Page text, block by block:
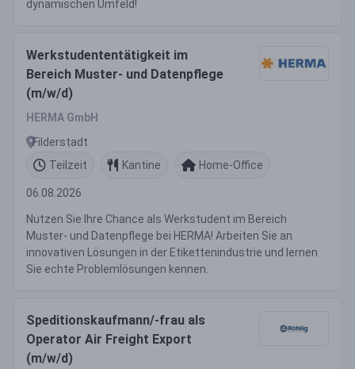
dynamischen Umfeld!
Werkstudententätigkeit im
Bereich Muster- und Datenpflege
(m/w/d)
HERMA GmbH
Filderstadt
Teilzeit
Kantine Home-Office
06.08.2026
Nutzen Sie Ihre Chance als Werkstudent im Bereich
Muster- und Datenpflege bei HERMA! Arbeiten Sie an
innovativen Lösungen in der Etikettenindustrie und lernen
Sie echte Problemlösungen kennen.
Speditionskaufmann/-frau als
Operator Air Freight Export
(m/w/d)